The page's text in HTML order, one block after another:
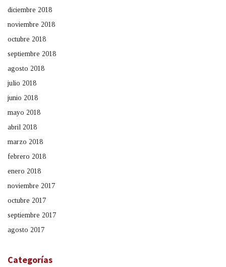
diciembre 2018
noviembre 2018
octubre 2018
septiembre 2018
agosto 2018
julio 2018
junio 2018
mayo 2018
abril 2018
marzo 2018
febrero 2018
enero 2018
noviembre 2017
octubre 2017
septiembre 2017
agosto 2017
Categorías